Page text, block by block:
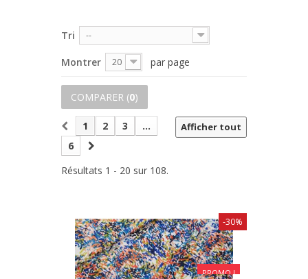
Tri --
Montrer 20 par page
COMPARER (0)
Afficher tout
1 2 3
...
6
Résultats 1 - 20 sur 108.
PROMO !
-30%